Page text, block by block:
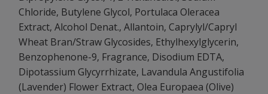
Chloride, Butylene Glycol, Portulaca Oleracea
Extract, Alcohol Denat., Allantoin, Caprylyl/Capryl
Wheat Bran/Straw Glycosides, Ethylhexylglycerin,
Benzophenone-9, Fragrance, Disodium EDTA,
Dipotassium Glycyrrhizate, Lavandula Angustifolia
(Lavender) Flower Extract, Olea Europaea (Olive)